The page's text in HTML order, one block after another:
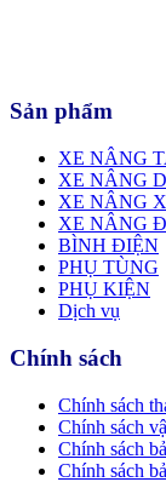
Sản phẩm
XE NÂNG
XE NÂNG
XE NÂNG
XE NÂNG
BÌNH ĐIỆN
PHỤ TÙNG
PHỤ KIỆN
Dịch vụ
Chính sách
Chính sách
Chính sách
Chính sách
Chính sách